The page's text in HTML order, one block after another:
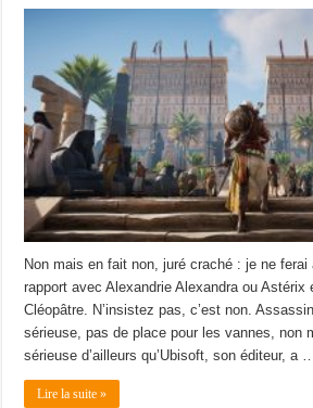
Non mais en fait non, juré craché : je ne ferai
rapport avec Alexandrie Alexandra ou
Cléopâtre. N’insistez pas, c’est non.
sérieuse, pas de place pour les vannes, non
sérieuse d’ailleurs qu’Ubisoft, son éditeur, a …
Lire la suite »